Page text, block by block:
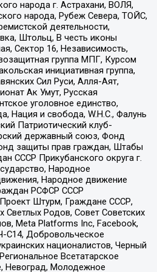
народа г. Астрахани, ВОЛЯ,
народа, Рубеж Севера, ТОЙС,
деятельности,
Штольц, В честь иконы
Сектор 16, Независимость,
группа МПГ, Курсом
инициативная группа,
Сил Руси, Алля-Аят,
Ак Умут, Русская
уголовное единство,
Нация и свобода, W.H.С., Фалунь
Патриотический клуб-
державный союз, Фонд
защиты прав граждан, Штабы
СССР Прикубанского округа г.
Народное
Народное движение
РСФСР СССР
Штурм, Граждане СССР,
Родов, Совет Советских
Meta Platforms Inc, Facebook,
С14, Добровольческое
националистов, Черный
Всетатарское
Невоград, Молодежное